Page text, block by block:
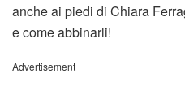
anche ai piedi di Chiara
e come abbinarli!
Advertisement